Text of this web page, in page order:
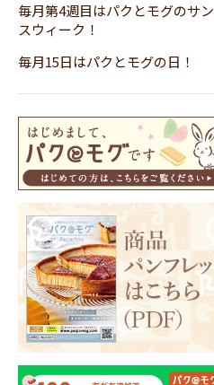
毎月第4週目はパクとモグのサ
スウィーク！
毎月15日はパクとモグの日！